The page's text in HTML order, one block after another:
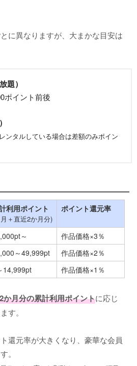
に異なりますが、大まかな目安は
題）
ポイント前後
レンタルしている場合は差額のみポイン
利用ポイント
＋直近2か月分)
ポイント還元率
～
作品価格×3％
～49,999pt
作品価格×2％
14,999pt 作品価格×1％
か月分の累計利用ポイントに応じ
す。
還元率が大きくなり、豪華な会員
。